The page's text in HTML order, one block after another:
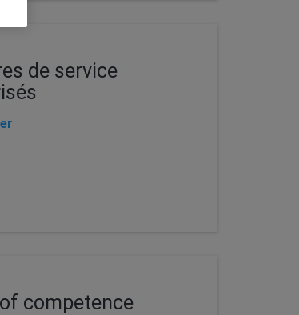
de service
competence